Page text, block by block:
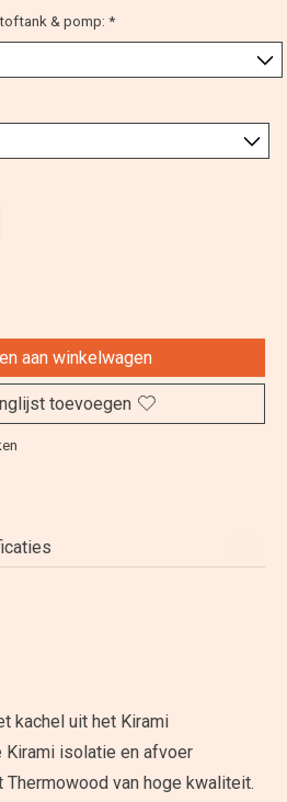
& pomp: *
aan winkelwagen
toevoegen
kachel uit het Kirami
isolatie en afvoer
van hoge kwaliteit.